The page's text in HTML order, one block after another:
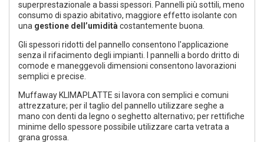
superprestazionale a bassi spessori. Pannelli più sottili, meno
consumo di spazio abitativo, maggiore effetto isolante con
una gestione dell’umidità costantemente buona.
Gli spessori ridotti del pannello consentono l'applicazione
senza il rifacimento degli impianti. I pannelli a bordo dritto di
comode e maneggevoli dimensioni consentono lavorazioni
semplici e precise.
Muffaway KLIMAPLATTE si lavora con semplici e comuni
attrezzature; per il taglio del pannello utilizzare seghe a
mano con denti da legno o seghetto alternativo; per rettifiche
minime dello spessore possibile utilizzare carta vetrata a
grana grossa.